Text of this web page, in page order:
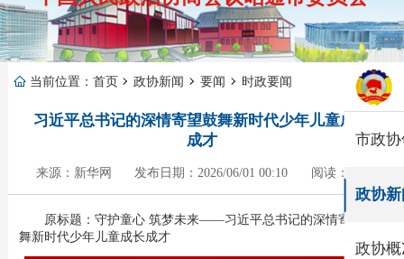
市政
政协新
政协概
当前位置： 首页 政协新闻 要闻 时政要闻
习近平总书记的深情寄望鼓舞新时代少年儿童成长
成才
来源：新华网 发布日期：2026/06/01 00:10 阅读：282
原标题：守护童心 筑梦未来——习近平总书记的深情寄望鼓
舞新时代少年儿童成长成才